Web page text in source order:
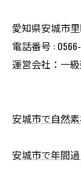
愛知県安城市
電話番号 :
運営会社：一
安城市で自然
安城市で年間